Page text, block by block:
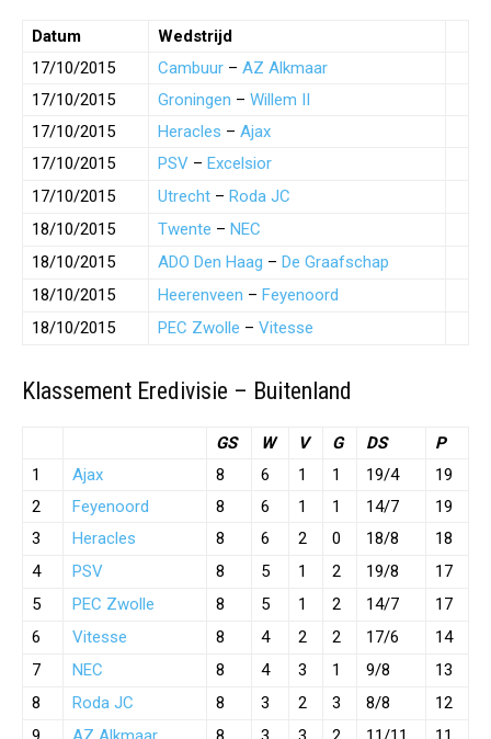
Datum
Wedstrijd
17/10/2015
Cambuur – AZ Alkmaar
17/10/2015
Groningen – Willem II
17/10/2015
Heracles – Ajax
17/10/2015
PSV – Excelsior
17/10/2015
Utrecht – Roda JC
18/10/2015
Twente – NEC
18/10/2015
ADO Den Haag – De Graafschap
18/10/2015
Heerenveen – Feyenoord
18/10/2015
PEC Zwolle – Vitesse
Klassement Eredivisie – Buitenland
GS W V G DS
P
1
Ajax 8 6 1 1 19/4
19
2
Feyenoord 8 6 1 1 14/7
19
3
Heracles 8 6 2 0 18/8
18
4
PSV 8 5 1 2 19/8
17
5
PEC Zwolle 8 5 1 2 14/7
17
6
Vitesse 8 4 2 2 17/6
14
7
NEC 8 4 3 1 9/8
13
8
Roda JC 8 3 2 3 8/8
12